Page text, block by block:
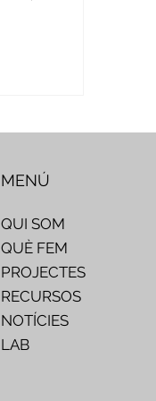
QUI SOM
QUÈ FEM
PROJECTES
RECURSOS
NOTÍCIES
LAB
MENÚ